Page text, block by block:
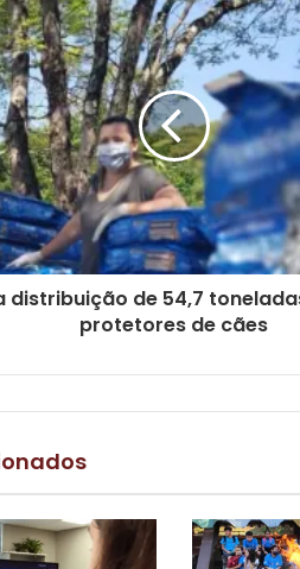
distribuição de 54,7
protetores de cães